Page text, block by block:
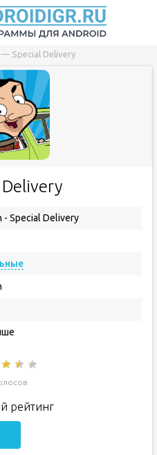
— Special Delivery
- Special Delivery
рейтинг